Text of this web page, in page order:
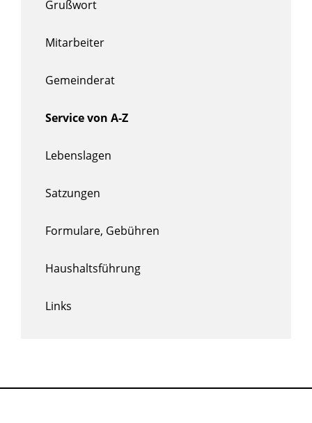
Grußwort
Mitarbeiter
Gemeinderat
Service von A-Z
Lebenslagen
Satzungen
Formulare, Gebühren
Haushaltsführung
Links